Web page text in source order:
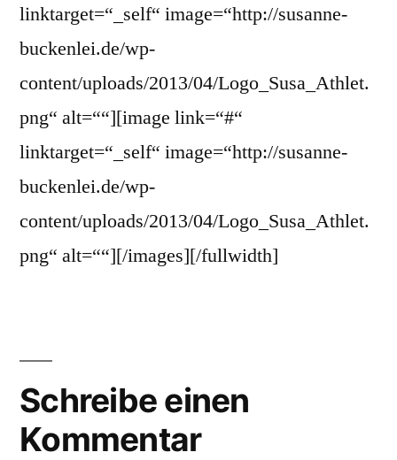
linktarget=“_self“ image=“http://susanne-
buckenlei.de/wp-
content/uploads/2013/04/Logo_Susa_Athlet.
png“ alt=““][image link=“#“
linktarget=“_self“ image=“http://susanne-
buckenlei.de/wp-
content/uploads/2013/04/Logo_Susa_Athlet.
png“ alt=““][/images][/fullwidth]
Schreibe einen
Kommentar